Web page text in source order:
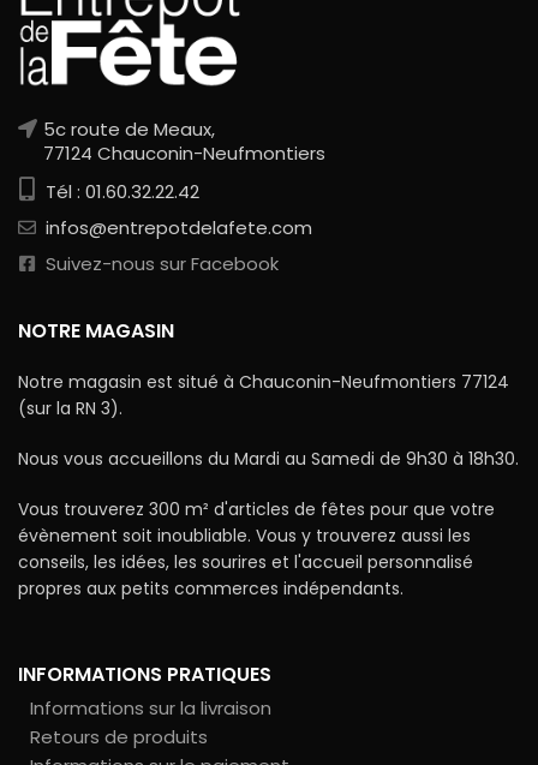
5c route de Meaux,
77124 Chauconin-Neufmontiers
Tél : 01.60.32.22.42
infos@entrepotdelafete.com
Suivez-nous sur Facebook
NOTRE MAGASIN
Notre magasin est situé à Chauconin-Neufmontiers 77124
(sur la RN 3).
Nous vous accueillons du Mardi au Samedi de 9h30 à 18h30.
Vous trouverez 300 m² d'articles de fêtes pour que votre
évènement soit inoubliable. Vous y trouverez aussi les
conseils, les idées, les sourires et l'accueil personnalisé
propres aux petits commerces indépendants.
INFORMATIONS PRATIQUES
Informations sur la livraison
Retours de produits